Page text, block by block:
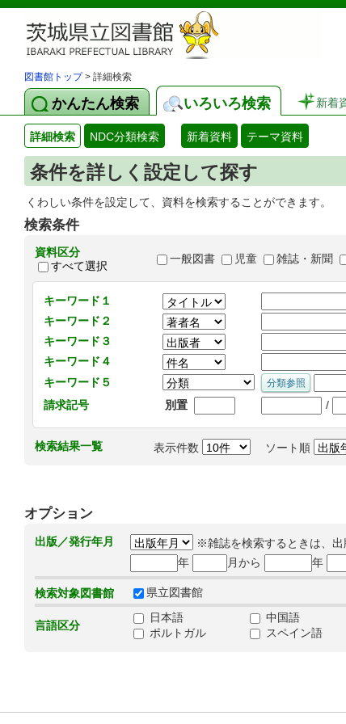
図書館トップ> 詳細検索
かんたん検索 いろいろ検索 新着
詳細検索 NDC分類検索 新着資料 テーマ資料
条件を詳しく設定して探す
くわしい条件を設定して、資料を検索することができます。
検索条件
資料区分
すべて選択
一般図書 児童 雑誌・新聞
キーワード１
キーワード２
キーワード３
キーワード４
キーワード５
請求記号
別置 /
検索結果一覧 表示件数 ソート順
オプション
出版／発行年月
※雑誌を検索するときは、出
年
月から 年
検索対象図書館 県立図書館
言語区分
日本語 中国語
ポルトガル
スペイン語